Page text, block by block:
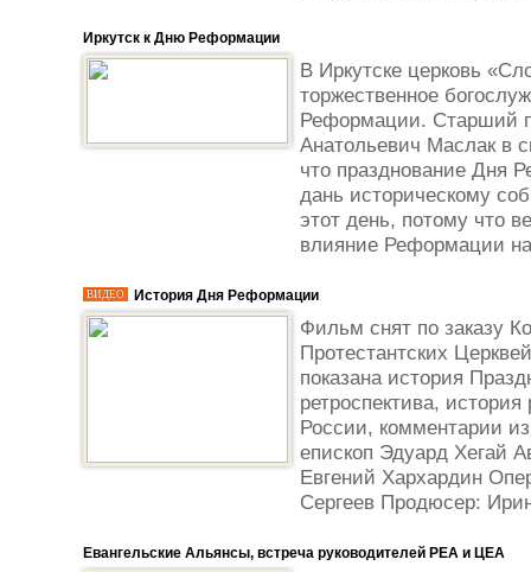
Иркутск к Дню Реформации
В Иркутске церковь
торжественное
Реформации. Старший
Анатольевич Маслак в
что празднование Дня
дань историческому
этот день, потому что
влияние Реформации
ВИДЕО История Дня Реформации
Фильм снят по заказу
Протестантских
показана история
ретроспектива,
России, комментарии
епископ Эдуард Хегай
Евгений Хархардин
Сергеев Продюсер:
Евангельские Альянсы, встреча руководителей РЕА и ЦЕА